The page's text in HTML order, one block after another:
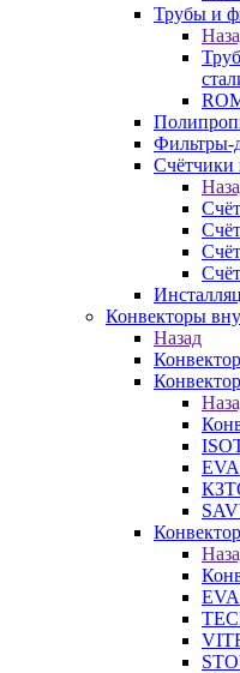
Трубы и
Фильтры-
Счётчики
Конвекторы
Назад
EVA
EVA